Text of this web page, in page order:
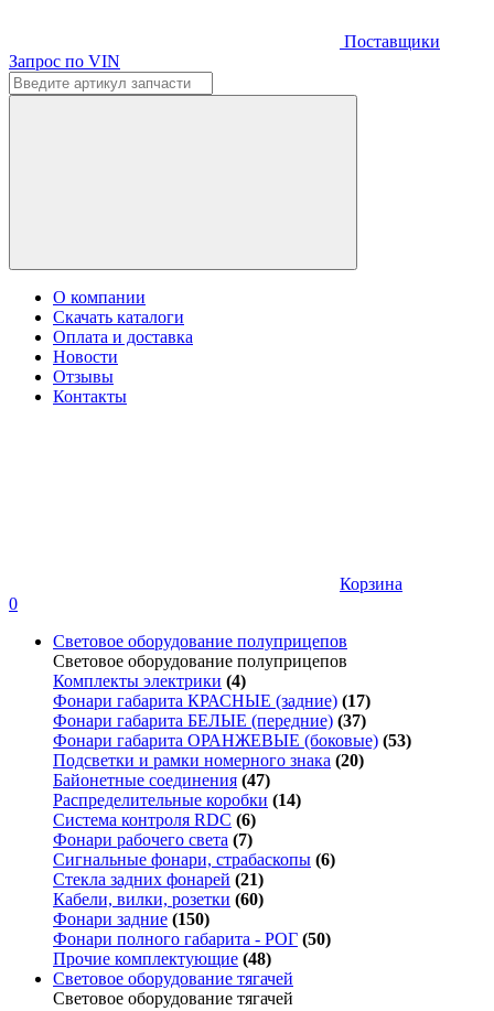
Поставщики
Запрос по VIN
О компании
Скачать каталоги
Оплата и доставка
Новости
Отзывы
Контакты
Корзина
0
Световое оборудование полуприцепов
Световое оборудование полуприцепов
Комплекты электрики (4)
Фонари габарита КРАСНЫЕ (задние) (17)
Фонари габарита БЕЛЫЕ (передние) (37)
Фонари габарита ОРАНЖЕВЫЕ (боковые) (53)
Подсветки и рамки номерного знака (20)
Байонетные соединения (47)
Распределительные коробки (14)
Система контроля RDC (6)
Фонари рабочего света (7)
Сигнальные фонари, страбаскопы (6)
Стекла задних фонарей (21)
Кабели, вилки, розетки (60)
Фонари задние (150)
Фонари полного габарита - РОГ (50)
Прочие комплектующие (48)
Световое оборудование тягачей
Световое оборудование тягачей